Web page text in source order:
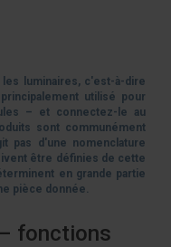
luminaires, c'est-à-dire
utilisé pour
– et connectez-le au
sont communément
pas d'une nomenclature
être définies de cette
en grande partie
pièce donnée.
fonctions